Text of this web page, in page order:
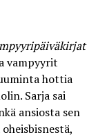
vampyyrit
hottia
Sarja sai
ansiosta sen